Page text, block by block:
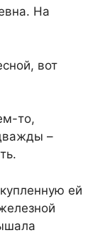
На
вот
то,
–
ей